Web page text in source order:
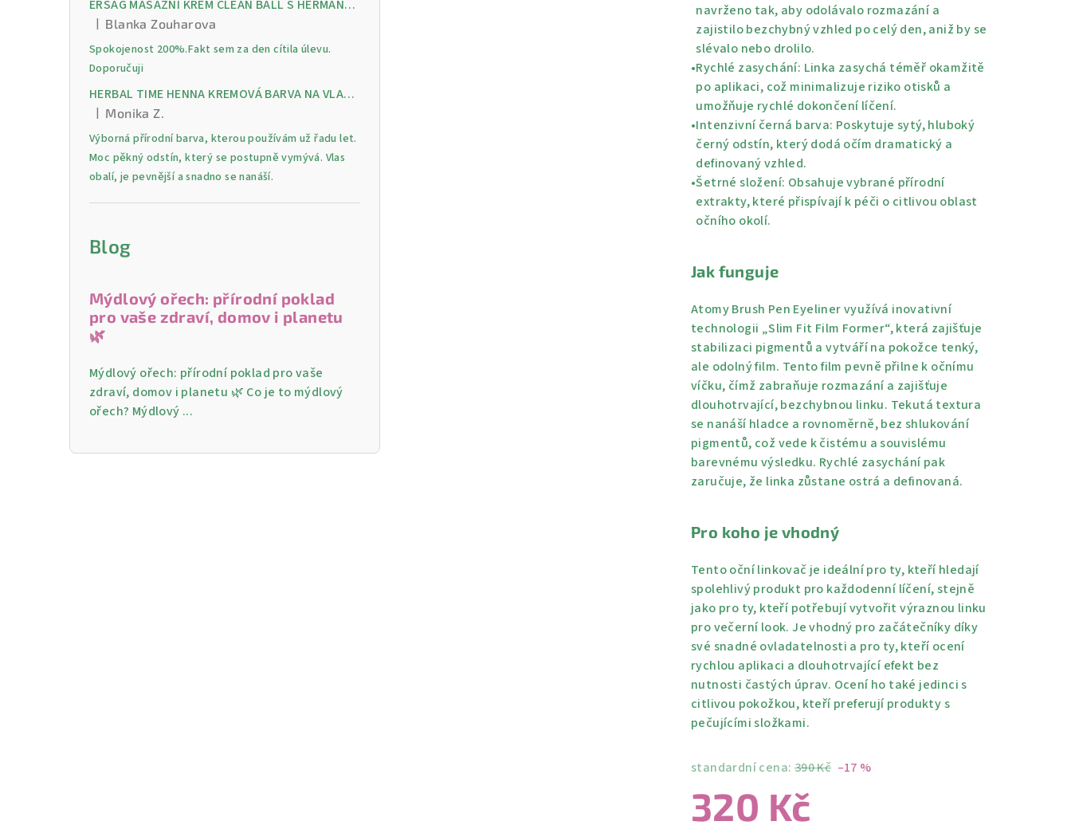
ERSAG MASÁŽNÍ KRÉM CLEAN BALL S HERMANKEM A MENTOLEM pro úlevu od bolesti, otoků a napětí ve svalech
Hodnocení produktu je 5 z 5 hvězdiček.
Blanka Zouharova
Spokojenost 200%.Fakt sem za den cítila úlevu.
Doporučuji
HERBAL TIME HENNA KREMOVÁ BARVA NA VLASY 9 Lilek 75 ml
Hodnocení produktu je 5 z 5 hvězdiček.
Monika Z.
Výborná přírodní barva, kterou používám už řadu let.
Moc pěkný odstín, který se postupně vymývá. Vlas
obalí, je pevnější a snadno se nanáší.
Blog
Mýdlový ořech: přírodní poklad
pro vaše zdraví, domov i planetu
🌿
Mýdlový ořech: přírodní poklad pro vaše
zdraví, domov i planetu 🌿 Co je to mýdlový
ořech? Mýdlový ...
navrženo tak, aby odolávalo rozmazání a
zajistilo bezchybný vzhled po celý den, aniž by se
slévalo nebo drolilo.
•Rychlé zasychání: Linka zasychá téměř okamžitě
po aplikaci, což minimalizuje riziko otisků a
umožňuje rychlé dokončení líčení.
•Intenzivní černá barva: Poskytuje sytý, hluboký
černý odstín, který dodá očím dramatický a
definovaný vzhled.
•Šetrné složení: Obsahuje vybrané přírodní
extrakty, které přispívají k péči o citlivou oblast
očního okolí.
Jak funguje
Atomy Brush Pen Eyeliner využívá inovativní
technologii „Slim Fit Film Former“, která zajišťuje
stabilizaci pigmentů a vytváří na pokožce tenký,
ale odolný film. Tento film pevně přilne k očnímu
víčku, čímž zabraňuje rozmazání a zajišťuje
dlouhotrvající, bezchybnou linku. Tekutá textura
se nanáší hladce a rovnoměrně, bez shlukování
pigmentů, což vede k čistému a souvislému
barevnému výsledku. Rychlé zasychání pak
zaručuje, že linka zůstane ostrá a definovaná.
Pro koho je vhodný
Tento oční linkovač je ideální pro ty, kteří hledají
spolehlivý produkt pro každodenní líčení, stejně
jako pro ty, kteří potřebují vytvořit výraznou linku
pro večerní look. Je vhodný pro začátečníky díky
své snadné ovladatelnosti a pro ty, kteří ocení
rychlou aplikaci a dlouhotrvající efekt bez
nutnosti častých úprav. Ocení ho také jedinci s
citlivou pokožkou, kteří preferují produkty s
pečujícími složkami.
standardní cena: 390 Kč –17 %
320 Kč